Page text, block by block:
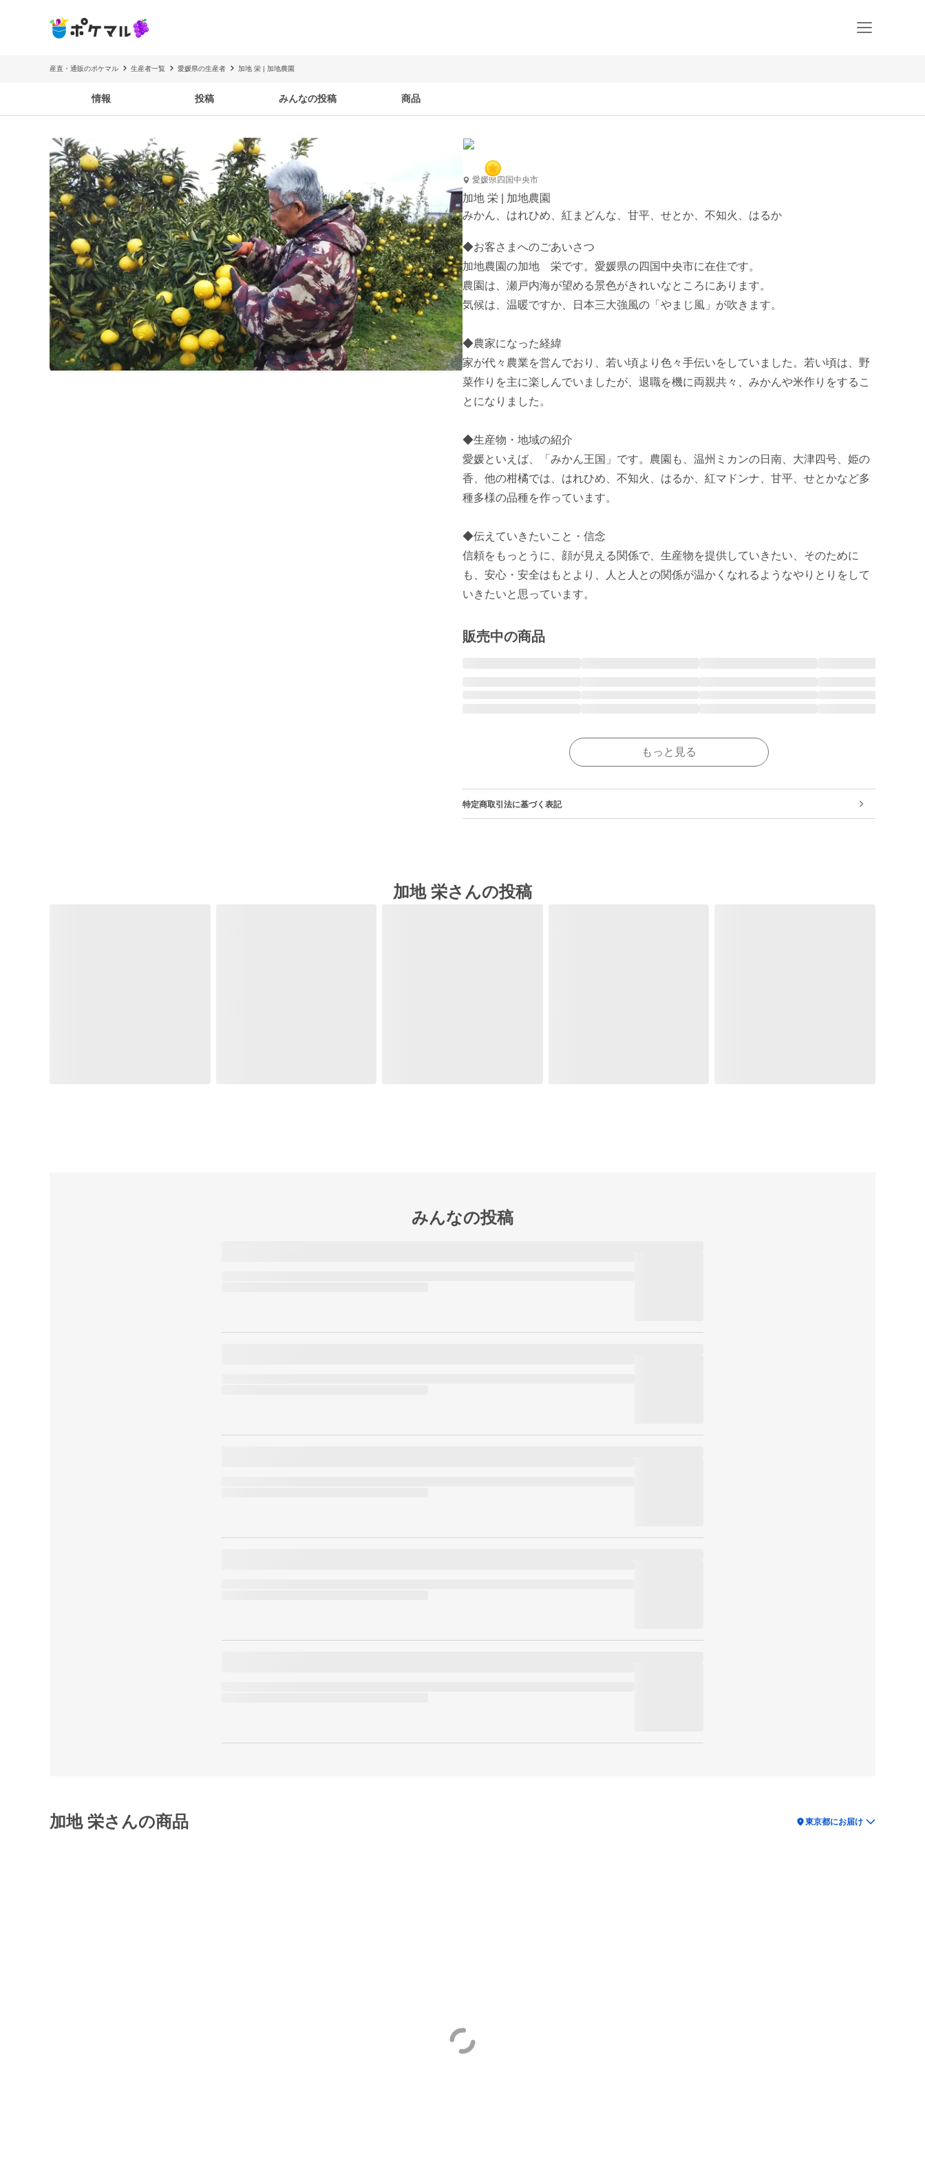
産直・通販のポケマル 生産者一覧 愛媛県の生産者 加地 栄 | 加地農園
情報 投稿 みんなの投稿 商品
愛媛県四国中央市
加地 栄 | 加地農園
みかん、はれひめ、紅まどんな、甘平、せとか、不知火、はるか
◆お客さまへのごあいさつ
加地農園の加地　栄です。愛媛県の四国中央市に在住です。
農園は、瀬戸内海が望める景色がきれいなところにあります。
気候は、温暖ですか、日本三大強風の「やまじ風」が吹きます。
◆農家になった経緯
家が代々農業を営んでおり、若い頃より色々手伝いをしていました。若い頃は、野
菜作りを主に楽しんでいましたが、退職を機に両親共々、みかんや米作りをするこ
とになりました。
◆生産物・地域の紹介
愛媛といえば、「みかん王国」です。農園も、温州ミカンの日南、大津四号、姫の
香、他の柑橘では、はれひめ、不知火、はるか、紅マドンナ、甘平、せとかなど多
種多様の品種を作っています。
◆伝えていきたいこと・信念
信頼をもっとうに、顔が見える関係で、生産物を提供していきたい、そのために
も、安心・安全はもとより、人と人との関係が温かくなれるようなやりとりをして
いきたいと思っています。
販売中の商品
もっと見る
特定商取引法に基づく表記
加地 栄さんの投稿
みんなの投稿
加地 栄さんの商品 location_on東京都にお届け